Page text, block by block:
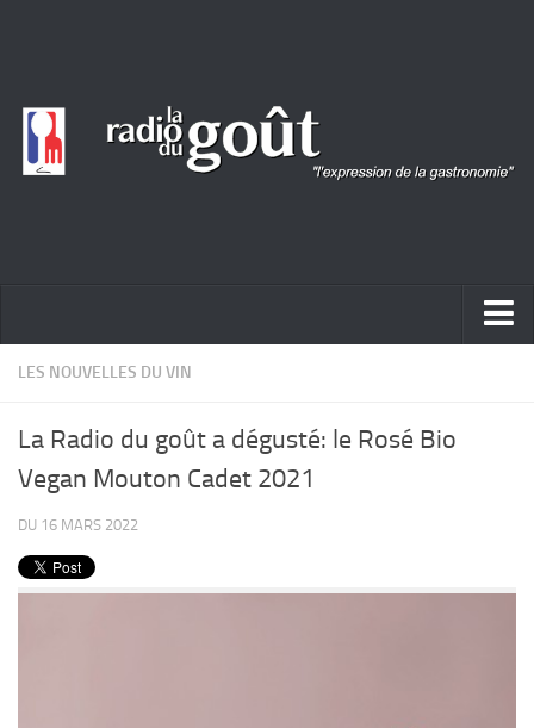
ACTUALITÉ
LIVRES
LES NOUVELLES DU VIN
La Radio du goût a dégusté: le Rosé Bio
Vegan Mouton Cadet 2021
DU 16 MARS 2022